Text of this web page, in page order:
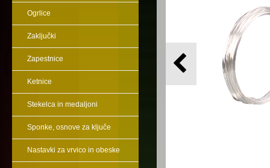
Ogrlice
Zaključki
Zapestnice
Ketnice
Stekelca in medaljoni
Sponke, osnove za ključe
Nastavki za vrvico in obeske